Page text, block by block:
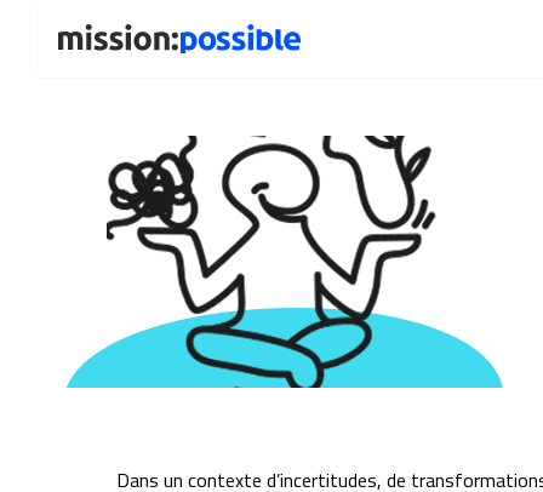
Dans un contexte d’incertitudes, de